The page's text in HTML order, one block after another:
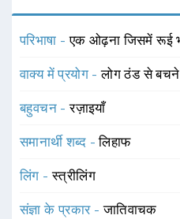
परिभाषा -एक ओढ़ना जिसमें रूई
वाक्य में प्रयोग -लोग ठंड से
बहुवचन -रज़ाइयाँ
समानार्थी शब्द -लिहाफ
लिंग -स्त्रीलिंग
संज्ञा के प्रकार -जातिवाचक